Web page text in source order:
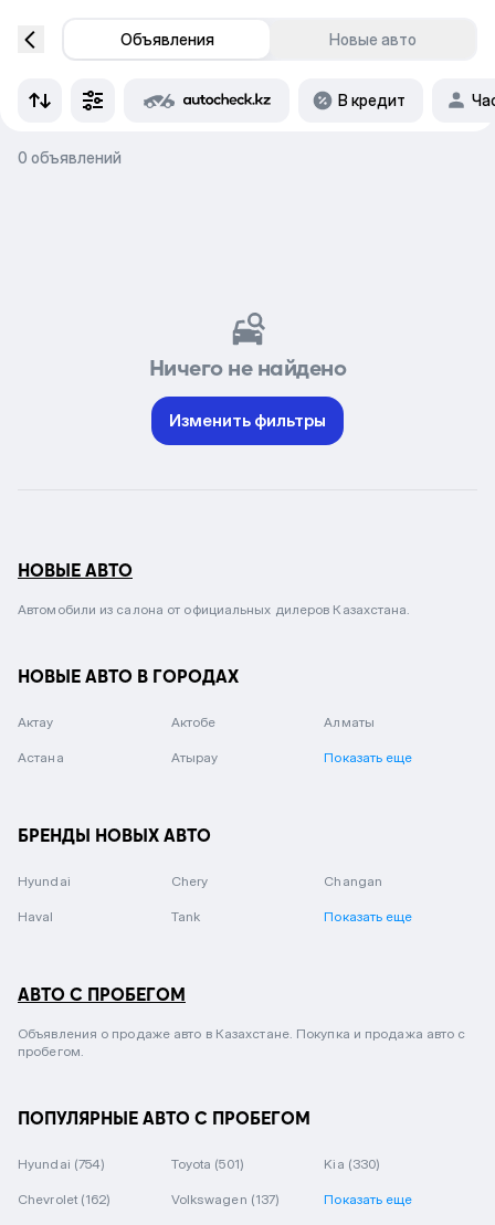
Объявления Новые авто
В кредит
0 объявлений
Ничего не найдено
Изменить фильтры
НОВЫЕ АВТО
Автомобили из салона от официальных дилеров Казахстана.
НОВЫЕ АВТО В ГОРОДАХ
Актау Актобе Алматы
Астана Атырау Показать еще
БРЕНДЫ НОВЫХ АВТО
Hyundai Chery Changan
Haval Tank Показать еще
АВТО С ПРОБЕГОМ
Объявления о продаже авто в Казахстане. Покупка и продажа авто с
пробегом.
ПОПУЛЯРНЫЕ АВТО С ПРОБЕГОМ
Hyundai (754) Toyota (501) Kia (330)
Chevrolet (162) Volkswagen (137) Показать еще